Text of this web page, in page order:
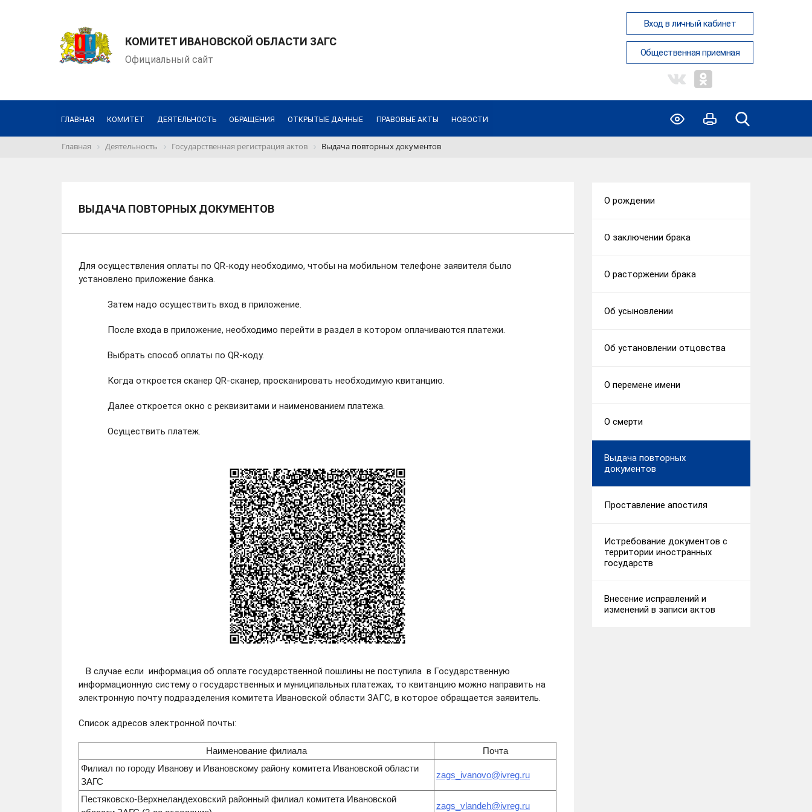
КОМИТЕТ ИВАНОВСКОЙ ОБЛАСТИ ЗАГС
Официальный сайт
Вход в личный кабинет
Общественная приемная
ГЛАВНАЯ КОМИТЕТ ДЕЯТЕЛЬНОСТЬ ОБРАЩЕНИЯ ОТКРЫТЫЕ ДАННЫЕ ПРАВОВЫЕ АКТЫ НОВОСТИ
Главная Деятельность Государственная регистрация актов Выдача повторных документов
ВЫДАЧА ПОВТОРНЫХ ДОКУМЕНТОВ
Для осуществления оплаты по QR-коду необходимо, чтобы на мобильном телефоне заявителя было
установлено приложение банка.
Затем надо осуществить вход в приложение.
После входа в приложение, необходимо перейти в раздел в котором оплачиваются платежи.
Выбрать способ оплаты по QR-коду.
Когда откроется сканер QR-сканер, просканировать необходимую квитанцию.
Далее откроется окно с реквизитами и наименованием платежа.
Осуществить платеж.
В случае если информация об оплате государственной пошлины не поступила в Государственную
информационную систему о государственных и муниципальных платежах, то квитанцию можно направить на
электронную почту подразделения комитета Ивановской области ЗАГС, в которое обращается заявитель.
Список адресов электронной почты:
Наименование филиала
Почта
Филиал по городу Иванову и Ивановскому району комитета Ивановской области
ЗАГС
zags_ivanovo@ivreg.ru
Пестяковско-Верхнеландеховский районный филиал комитета Ивановской
zags_vlandeh@ivreg.ru
О рождении
О заключении брака
О расторжении брака
Об усыновлении
Об установлении отцовства
О перемене имени
О смерти
Выдача повторных
документов
Проставление апостиля
Истребование документов с
территории иностранных
государств
Внесение исправлений и
изменений в записи актов